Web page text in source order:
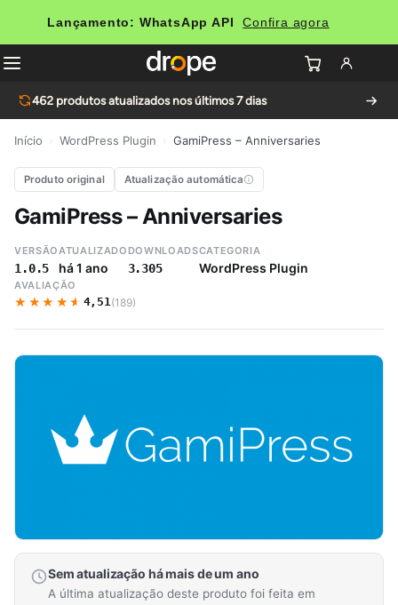
Lançamento: WhatsApp API Confira agora
462 produtos atualizados nos últimos 7 dias
Início WordPress Plugin GamiPress – Anniversaries
Produto original Atualização automática
GamiPress – Anniversaries
VERSÃO
1.0.5
ATUALIZADO
há 1 ano
DOWNLOADS
3.305
CATEGORIA
WordPress Plugin
AVALIAÇÃO
★★★★★
★★★★★ 4,51(189)
Sem atualização há mais de um ano
A última atualização deste produto foi feita em